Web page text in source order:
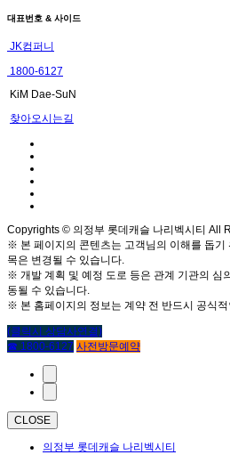
대표번호 & 사이드
JK컴퍼니
1800-6127
KiM Dae-SuN
찾아오시는길
Copyrights © 의정부 롯데캐슬 나리벡시티 All
※ 본 페이지의 콘텐츠는 고객님의 이해를 돕기
목은 변경될 수 있습니다.
※ 개발 계획 및 예정 도로 등은 관계 기관의 심
동될 수 있습니다.
※ 본 홈페이지의 정보는 계약 전 반드시 공식
(클릭시 상담사연결)
☎ 1800-6127 사전방문예약
CLOSE
의정부 롯데캐슬 나리벡시티